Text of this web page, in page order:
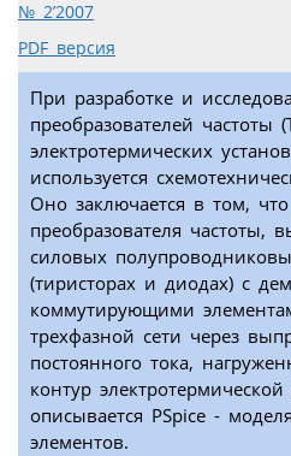
№ 2’2007
PDF версия
При разработке и
преобразователей частоты
электротермических
используется
Оно заключается в том,
преобразователя частоты,
силовых
(тиристорах и диодах) с
коммутирующими
трехфазной сети через
постоянного тока,
контур электротермической
описывается PSpice -
элементов.